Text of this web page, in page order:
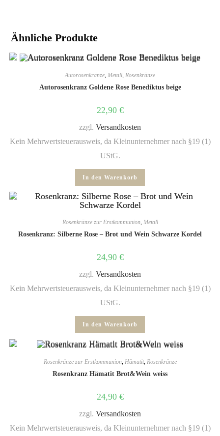
Ähnliche Produkte
Autorosenkränze, Metall, Rosenkränze
Autorosenkranz Goldene Rose Benediktus beige
22,90 €
zzgl. Versandkosten
Kein Mehrwertsteuerausweis, da Kleinunternehmer nach §19 (1)
UStG.
In den Warenkorb
Rosenkränze zur Erstkommunion, Metall
Rosenkranz: Silberne Rose – Brot und Wein Schwarze Kordel
24,90 €
zzgl. Versandkosten
Kein Mehrwertsteuerausweis, da Kleinunternehmer nach §19 (1)
UStG.
In den Warenkorb
Rosenkränze zur Erstkommunion, Hämatit, Rosenkränze
Rosenkranz Hämatit Brot&Wein weiss
24,90 €
zzgl. Versandkosten
Kein Mehrwertsteuerausweis, da Kleinunternehmer nach §19 (1)